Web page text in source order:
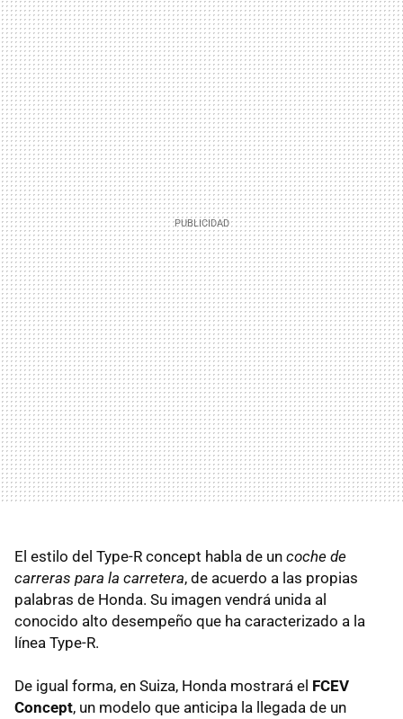
El estilo del Type-R concept habla de un coche de
carreras para la carretera, de acuerdo a las propias
palabras de Honda. Su imagen vendrá unida al
conocido alto desempeño que ha caracterizado a la
línea Type-R.
De igual forma, en Suiza, Honda mostrará el FCEV
Concept, un modelo que anticipa la llegada de un